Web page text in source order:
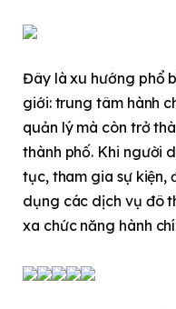
Đây là xu hướng phổ
giới: trung tâm hành
quản lý mà còn trở
thành phố. Khi người
tục, tham gia sự kiện,
dụng các dịch vụ đô
xa chức năng hành